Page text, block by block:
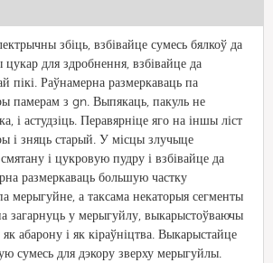
збіць, взбівайце сумесь бялкоў да
цукар для здробнення, взбівайце да
пікі. Раўнамерна размеркаваць па
памерам з gn. Выпякаць, пакуль не
і астудзіць. Перавярніце яго на іншы ліст
і зняць старый. У місцы злучыце
і цукровую пудру і взбівайце да
размеркаваць большую частку
мерыгуйне, а таксама некаторыя сегменты
загарнуць у мерыгуйлу, выкарыстоўваючы
абарону і як кіраўніцтва. Выкарыстайце
сумесь для дэкору зверху мерыгуйлы.